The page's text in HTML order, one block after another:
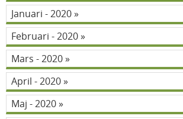
Januari - 2020
Februari - 2020
Mars - 2020
April - 2020
Maj - 2020